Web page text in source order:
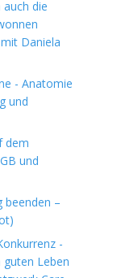
die
Daniela
- Anatomie
und
dem
und
beenden –
-
Leben